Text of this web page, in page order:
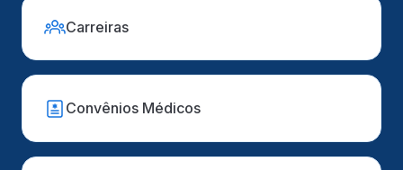
Carreiras
Convênios Médicos